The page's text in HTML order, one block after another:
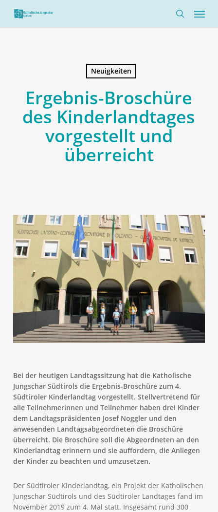
main
Menü
Neuigkeiten
Ergebnis-Broschüre
des Kinderlandtages
vorgestellt und
überreicht
Bei der heutigen Landtagssitzung hat die Katholische
Jungschar Südtirols die Ergebnis-Broschüre zum 4.
Südtiroler Kinderlandtag vorgestellt. Stellvertretend für
alle Teilnehmerinnen und Teilnehmer haben drei Kinder
dem Landtagspräsidenten Josef Noggler und den
anwesenden Landtagsabgeordneten die Broschüre
überreicht. Die Broschüre soll die Abgeordneten an den
Kinderlandtag erinnern und sie auffordern, die Anliegen
der Kinder zu beachten und umzusetzen.
Der Südtiroler Kinderlandtag, ein Projekt der Katholischen
Jungschar Südtirols und des Südtiroler Landtages fand im
November 2019 zum 4. Mal statt. Insgesamt rund 300